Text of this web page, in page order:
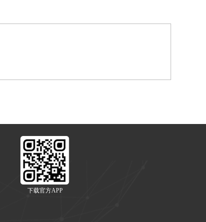
下载官方APP